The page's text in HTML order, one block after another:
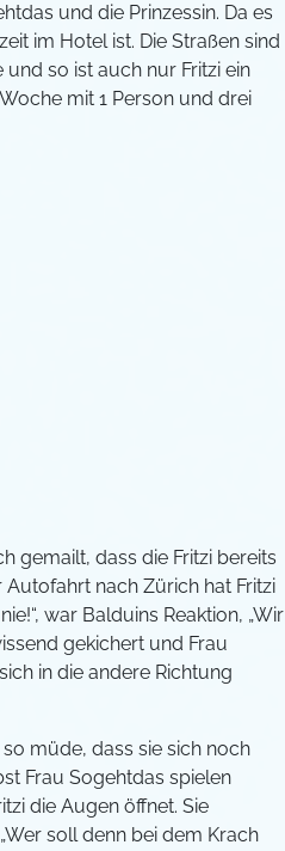
und die Prinzessin. Da es
im Hotel ist. Die Straßen sind
so ist auch nur Fritzi ein
mit 1 Person und drei
gemailt, dass die Fritzi bereits
nach Zürich hat Fritzi
war Balduins Reaktion, „Wir
gekichert und Frau
in die andere Richtung
müde, dass sie sich noch
Frau Sogehtdas spielen
die Augen öffnet. Sie
soll denn bei dem Krach